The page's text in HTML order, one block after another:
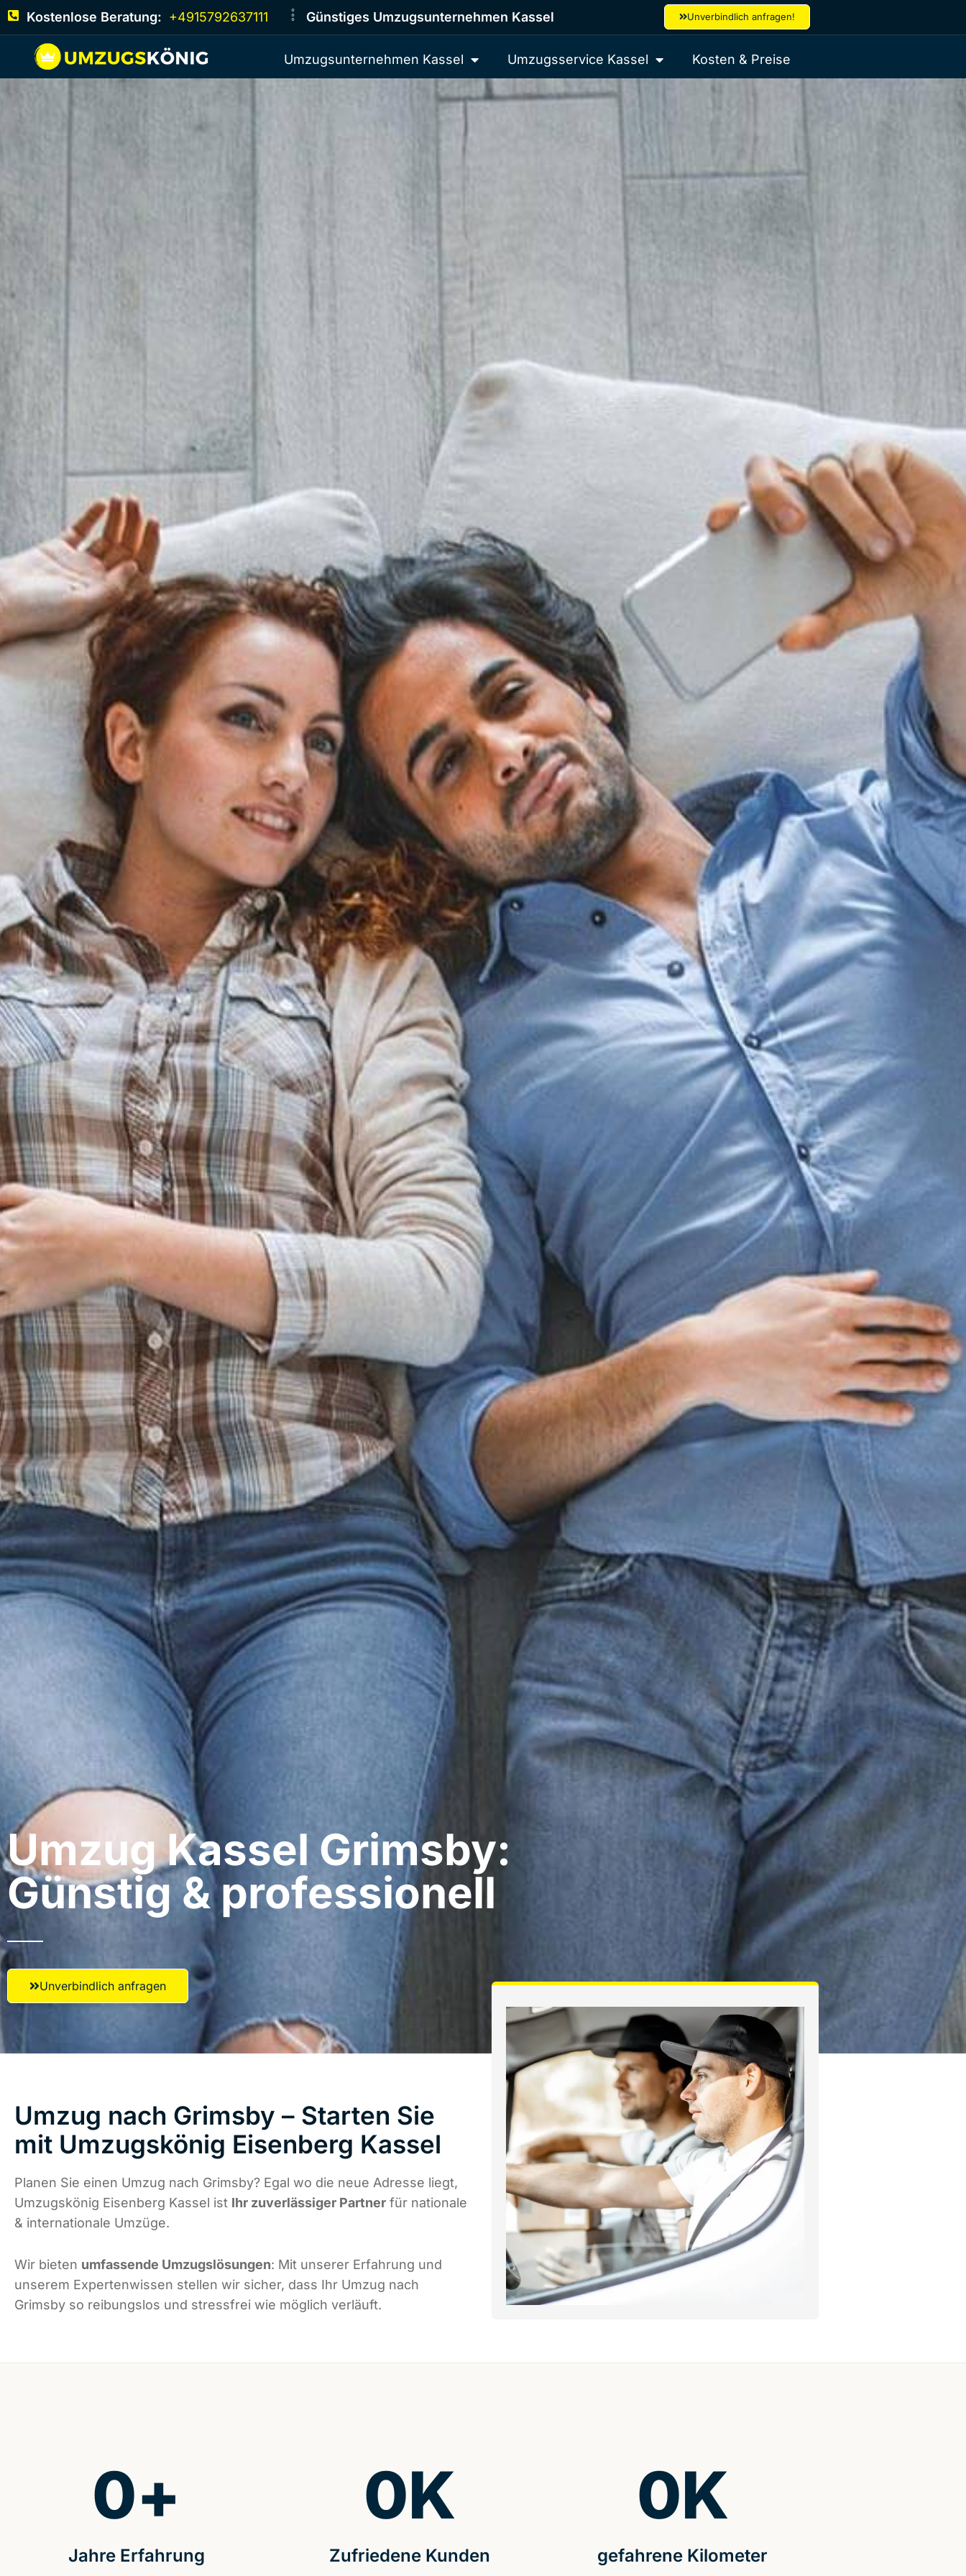
Kostenlose Beratung: +4915792637111 Günstiges Umzugsunternehmen Kassel Unverbindlich anfragen!
Umzugsunternehmen Kassel Umzugsservice Kassel Kosten & Preise
Umzug Kassel​ Grimsby:
Günstig & professionell​
Unverbindlich anfragen
Umzug nach Grimsby – Starten Sie
mit Umzugskönig Eisenberg Kassel
Planen Sie einen Umzug nach Grimsby? Egal wo die neue Adresse liegt,
Umzugskönig Eisenberg Kassel ist Ihr zuverlässiger Partner für nationale
& internationale Umzüge.
Wir bieten umfassende Umzugslösungen: Mit unserer Erfahrung und
unserem Expertenwissen stellen wir sicher, dass Ihr Umzug nach
Grimsby so reibungslos und stressfrei wie möglich verläuft.
Jahre Erfahrung
0+
Zufriedene Kunden
0K
gefahrene Kilometer
0K